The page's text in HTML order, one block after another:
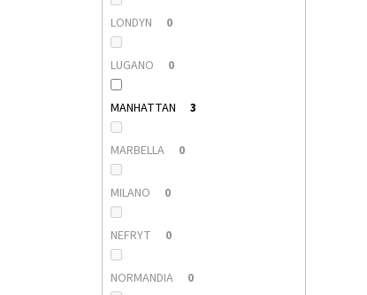
LONDYN 0
LUGANO 0
MANHATTAN 3
MARBELLA 0
MILANO 0
NEFRYT 0
NORMANDIA 0